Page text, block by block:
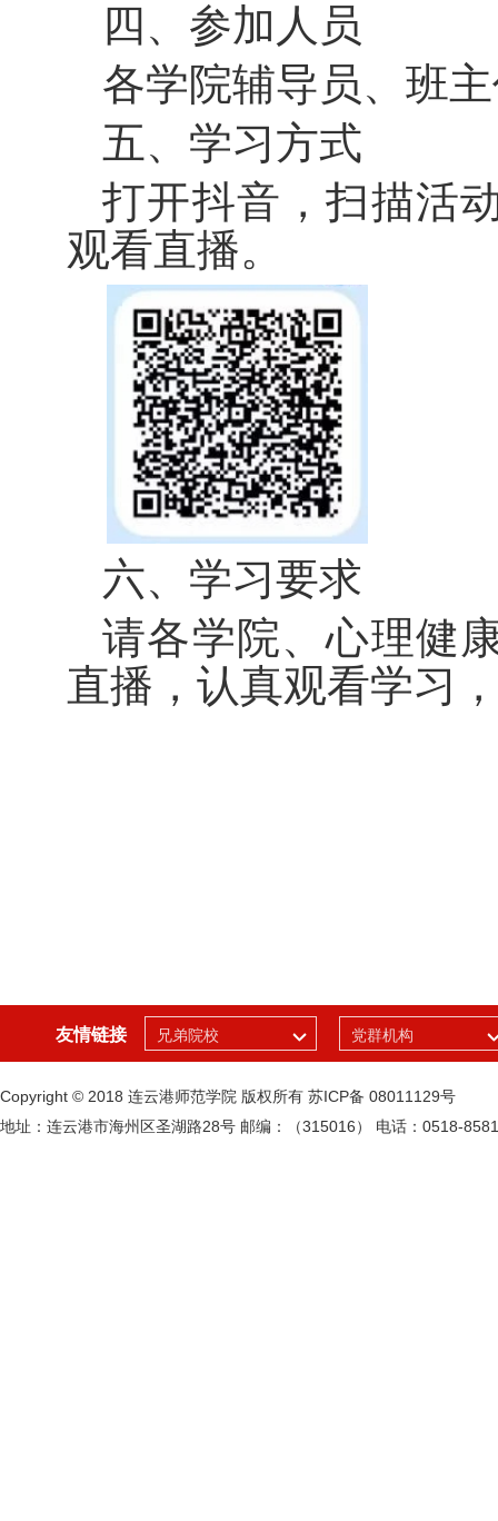
四、参加人员
各学院辅导员、班
五、学习方式
打开抖音，扫描活
观看直播。
六、学习要求
请各学院、心理健
直播，认真观看学习
友情链接 兄弟院校 党群机构
Copyright © 2018 连云港师范学院 版权所有 苏ICP备 08011129号
地址：连云港市海州区圣湖路28号 邮编：（315016） 电话：0518-